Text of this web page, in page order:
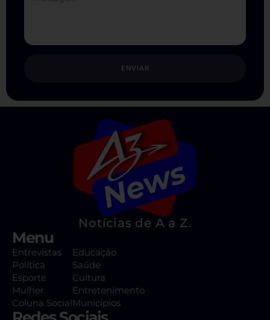
ENVIAR
Notícias de A a Z.
Menu
Entrevistas
Política
Esporte
Mulher
Coluna Social
Educação
Saúde
Cultura
Entretenimento
Municípios